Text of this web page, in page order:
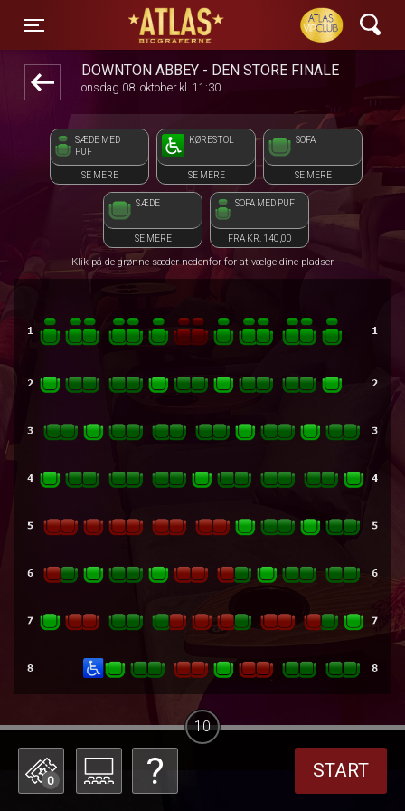
Toggle navigation
ATLAS Biograferne
DOWNTON ABBEY - DEN STORE FINALE
onsdag 08. oktober kl. 11:30
SÆDE MED
PUF
SE MERE
KØRESTOL
SE MERE
SOFA
SE MERE
SÆDE
SE MERE
SOFA MED PUF
FRA KR. 140,00
Klik på de grønne sæder nedenfor for at vælge dine pladser
0 START
10
front03-cc 091238